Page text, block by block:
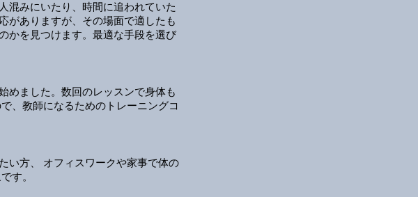
混みにいたり、時間に追われていた
がありますが、その場面で適したも
かを見つけます。最適な手段を選び
めました。数回のレッスンで身体も
、教師になるためのトレーニングコ
い方、 オフィスワークや家事で体の
す。